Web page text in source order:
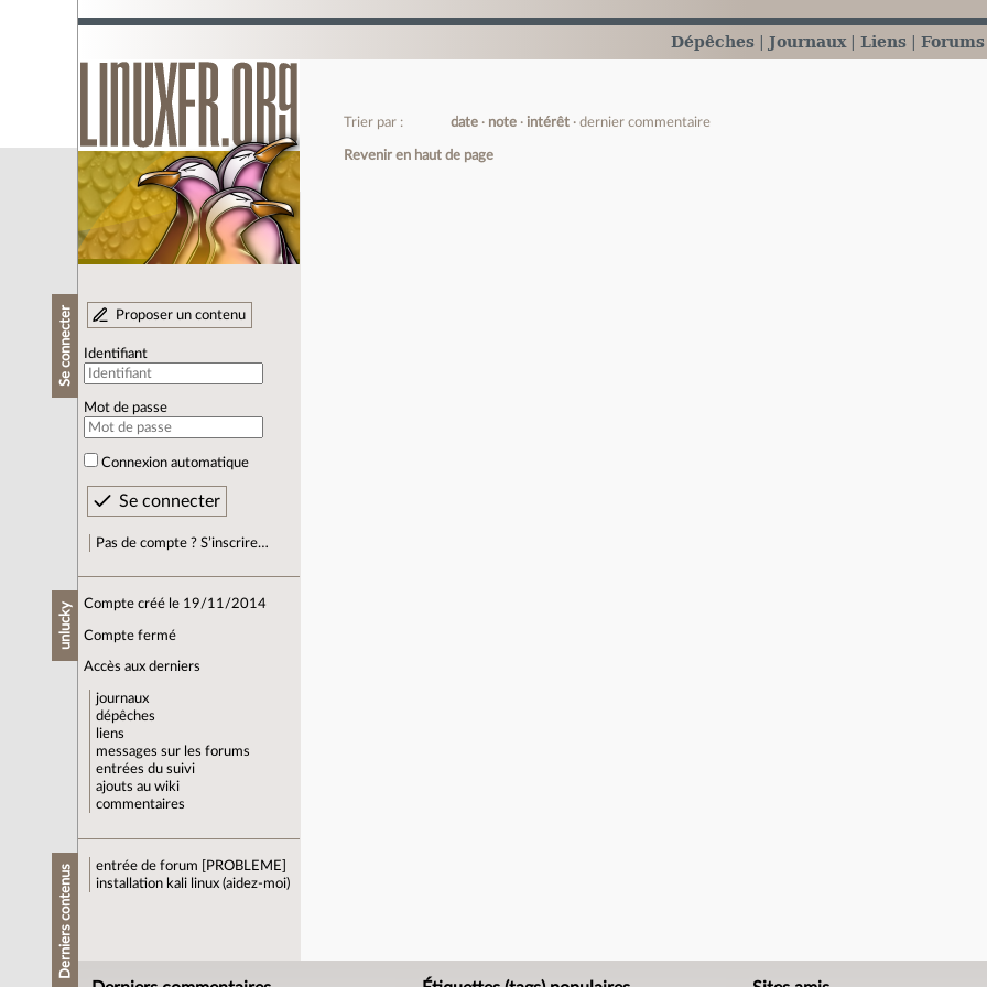
Dépêches Journaux Liens Forums
Se connecter Proposer un contenu
Identifiant
Mot de passe
Connexion automatique
Pas de compte ? S’inscrire…
unlucky Compte créé le 19/11/2014
Compte fermé
Accès aux derniers
journaux
dépêches
liens
messages sur les forums
entrées du suivi
ajouts au wiki
commentaires
Derniers contenus entrée de forum
[PROBLEME]
installation kali linux (aidez-moi)
Trier par : date note intérêt dernier commentaire
Revenir en haut de page